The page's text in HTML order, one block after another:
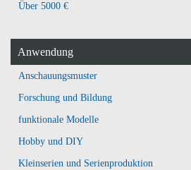
Über 5000 €
Anwendung
Anschauungsmuster
Forschung und Bildung
funktionale Modelle
Hobby und DIY
Kleinserien und Serienproduktion